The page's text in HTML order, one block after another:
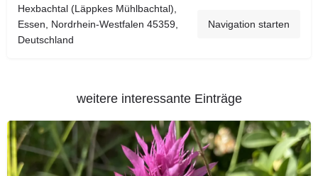
Hexbachtal (Läppkes Mühlbachtal),
Essen, Nordrhein-Westfalen 45359,
Deutschland
Navigation starten
weitere interessante Einträge